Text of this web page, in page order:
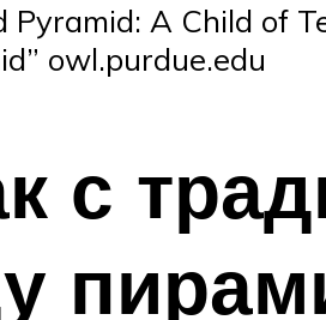
A Child of
owl.purdue.edu
с